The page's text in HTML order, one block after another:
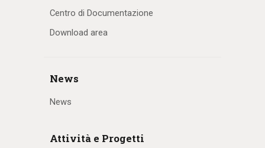
Centro di Documentazione
Download area
News
News
Attività e Progetti